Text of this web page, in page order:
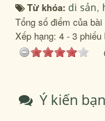
Từ khóa:di sản,
Tổng số điểm của
Xếp hạng:4 -3 phiếu
Ý kiến